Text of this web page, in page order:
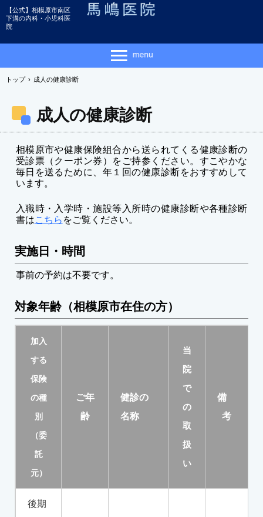
【公式】相模原市南区
下溝の内科・小児科医
院
トップ › 成人の健康診断
成人の健康診断
相模原市や健康保険組合から送られてくる健康診断の
受診票（クーポン券）をご持参ください。すこやかな
毎日を送るために、年１回の健康診断をおすすめして
います。
入職時・入学時・施設等入所時の健康診断や各種診断
書はこちら をご覧ください。
実施日・時間
事前の予約は不要です。
対象年齢（相模原市在住の方）
加入
する
保険
の種
別
（委
託
元）
ご年
齢
健診の
名称
当
院
で
の
取
扱
い
備
考
後期